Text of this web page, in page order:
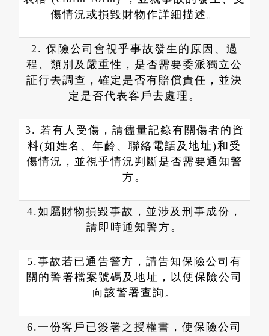
傷情況或損毀財物作詳細描述。
2. 保險公司會視乎事故發生的原因、過
程、類別及嚴重性，是否需要委派獨立公
証行去調查，確定是否有賠償責任，並決
定是否代表客戶去處理。
3. 若有人受傷，請儘量記錄有關傷者的資
料(如姓名、年齡、聯絡電話及地址)和受
傷情況，並視乎情況判斷是否需要通知警
方。
4.如屬財物損毀事故，並涉及刑事成份，
請即時通知警方。
5.事故若已通告警方，請告知保險公司有
關的警署檔案號碼及地址，以便保險公司
向該警署查詢。
6.一份客戶已簽署之授權書，使保險公司